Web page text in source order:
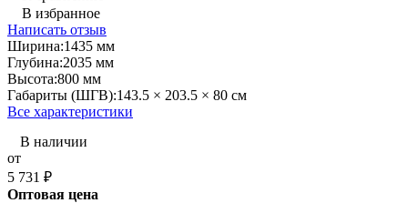
В избранное
Написать отзыв
Ширина:1435 мм
Глубина:2035 мм
Высота:800 мм
Габариты (ШГВ):143.5 × 203.5 × 80 см
Все характеристики
В наличии
от
5 731 ₽
Оптовая цена